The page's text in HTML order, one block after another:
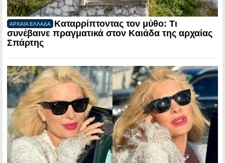
ΑΡΧΑΙΑ ΕΛΛΑΔΑ
Καταρρίπτοντας τον μύθο: Τι
συνέβαινε πραγματικά στον Καιάδα της αρχαίας
Σπάρτης